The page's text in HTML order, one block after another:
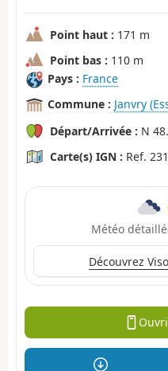
Point haut : 171 m
Point bas : 110 m
Pays : France
Commune : Janvry
Départ/Arrivée : N
Carte(s) IGN : Ref.
Météo
Découvrez